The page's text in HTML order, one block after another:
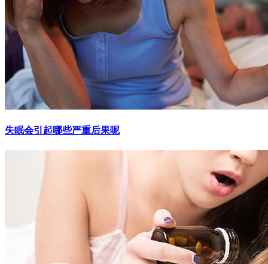
失眠会引起哪些严重后果呢